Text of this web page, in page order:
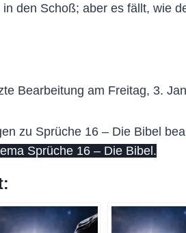
den Schoß; aber es fällt, wie
Bearbeitung am Freitag, 3.
zu Sprüche 16 – Die Bibel
Sprüche 16 – Die Bibel.